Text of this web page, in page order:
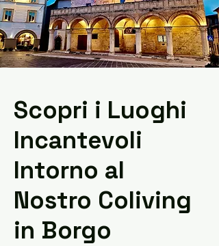
Scopri i Luoghi
Incantevoli
Intorno al
Nostro Coliving
in Borgo